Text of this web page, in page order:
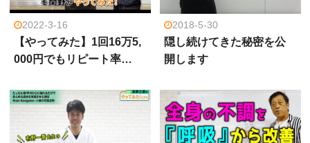
2022-3-16
【やってみた】1回16万5,
000円でもリピート率…
2018-5-30
隠し続けてきた秘密を公
開します